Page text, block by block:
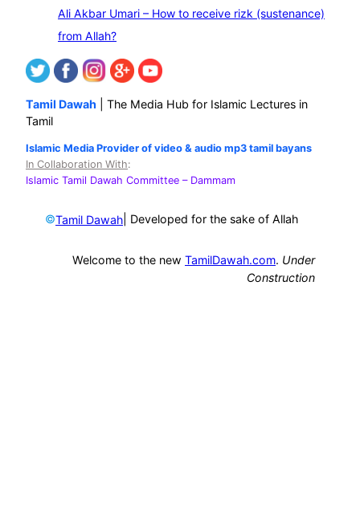
Ali Akbar Umari – How to receive rizk (sustenance)
from Allah?
Tamil Dawah | The Media Hub for Islamic Lectures in
Tamil
Islamic Media Provider of video & audio mp3 tamil bayans
In Collaboration With:
Islamic Tamil Dawah Committee – Dammam
©Tamil Dawah | Developed for the sake of Allah
Welcome to the new TamilDawah.com. Under
Construction